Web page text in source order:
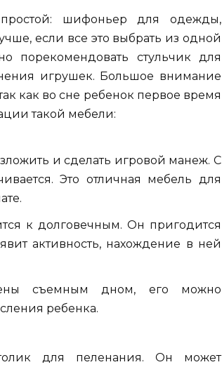
шифоньер для одежды,
если все это выбрать из одной
порекомендовать стульчик для
игрушек. Большое внимание
как во сне ребенок первое время
такой мебели:
и сделать игровой манеж. С
Это отличная мебель для
к долговечным. Он пригодится
активность, нахождение в ней
съемным дном, его можно
ребенка.
для пеленания. Он может